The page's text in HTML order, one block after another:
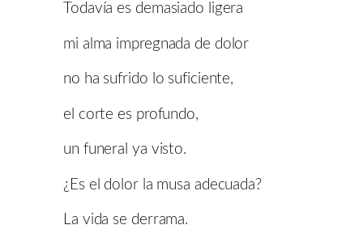
Todavía es demasiado ligera
mi alma impregnada de dolor
no ha sufrido lo suficiente,
el corte es profundo,
un funeral ya visto.
¿Es el dolor la musa adecuada?
La vida se derrama.